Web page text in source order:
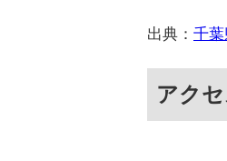
出典： 千葉
アク